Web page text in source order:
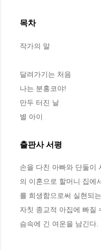
목차
작가의 말
달려가기는 처음
나는 분홍코야!
만두 터진 날
별 아이
출판사 서평
손을 다친 아빠와 단둘이
의 이혼으로 할머니 집에
를 희생함으로써 실현되
자칫 종교적 아집에 빠질
슴속에 긴 여운을 남긴다.